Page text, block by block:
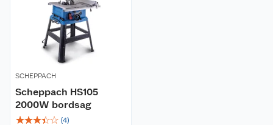
SCHEPPACH
Scheppach HS105
2000W bordsag
☆☆☆☆☆ (4)
Butikker
Kontakt oss
Retur- og angrerett
Reklamasjon
Våre merkevarer
Våre kjeder
Kjøpsvilkår
Personvern
Lavprisløfte
Oppussing med utemaling